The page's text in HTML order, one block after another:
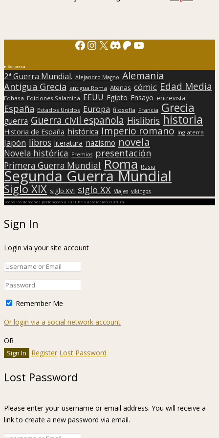
Facebook
Instagram
X Discord
Patreon
YouTube
Sorpresa
2ª Guerra Mundial. Alejandro Magno Alemania
Antigua Grecia antigua Roma Atenas cómic Edad Media
Edhasa Ediciones Salamina EEUU Egipto Ensayo entrevista
España Estados Unidos Europa filosofía Francia Grecia
guerra Guerra civil española Hislibris historia
Historia de España histórica Imperio romano Inglaterra
Japón libros literatura nazismo novela
Novela histórica Premios presentación
Primera Guerra Mundial Roma Rusia
Segunda Guerra Mundial
Siglo XIX siglo XVI siglo XX Viajes vikingos
Todos los derechos pertenecen a Hislibris Asociación cultural
Sign In
Login via your site account
Remember Me
Or login via a social network account
OR
Register Lost Password
Lost Password
Please enter your username or email address. You will receive a
link to create a new password via email.